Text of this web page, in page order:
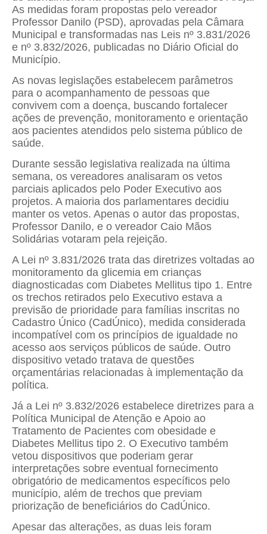
As medidas foram propostas pelo vereador
Professor Danilo (PSD), aprovadas pela Câmara
Municipal e transformadas nas Leis nº 3.831/2026
e nº 3.832/2026, publicadas no Diário Oficial do
Município.
As novas legislações estabelecem parâmetros
para o acompanhamento de pessoas que
convivem com a doença, buscando fortalecer
ações de prevenção, monitoramento e orientação
aos pacientes atendidos pelo sistema público de
saúde.
Durante sessão legislativa realizada na última
semana, os vereadores analisaram os vetos
parciais aplicados pelo Poder Executivo aos
projetos. A maioria dos parlamentares decidiu
manter os vetos. Apenas o autor das propostas,
Professor Danilo, e o vereador Caio Mãos
Solidárias votaram pela rejeição.
A Lei nº 3.831/2026 trata das diretrizes voltadas ao
monitoramento da glicemia em crianças
diagnosticadas com Diabetes Mellitus tipo 1. Entre
os trechos retirados pelo Executivo estava a
previsão de prioridade para famílias inscritas no
Cadastro Único (CadÚnico), medida considerada
incompatível com os princípios de igualdade no
acesso aos serviços públicos de saúde. Outro
dispositivo vetado tratava de questões
orçamentárias relacionadas à implementação da
política.
Já a Lei nº 3.832/2026 estabelece diretrizes para a
Política Municipal de Atenção e Apoio ao
Tratamento de Pacientes com obesidade e
Diabetes Mellitus tipo 2. O Executivo também
vetou dispositivos que poderiam gerar
interpretações sobre eventual fornecimento
obrigatório de medicamentos específicos pelo
município, além de trechos que previam
priorização de beneficiários do CadÚnico.
Apesar das alterações, as duas leis foram